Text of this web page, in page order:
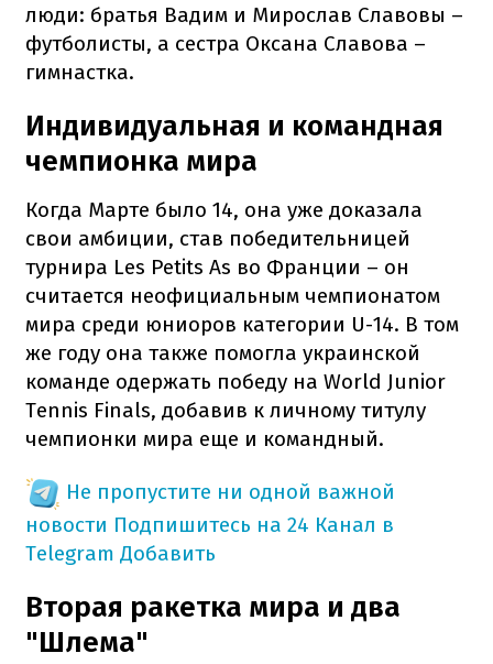
люди: братья Вадим и Мирослав Славовы –
футболисты, а сестра Оксана Славова –
гимнастка.
Индивидуальная и командная
чемпионка мира
Когда Марте было 14, она уже доказала
свои амбиции, став победительницей
турнира Les Petits As во Франции – он
считается неофициальным чемпионатом
мира среди юниоров категории U-14. В том
же году она также помогла украинской
команде одержать победу на World Junior
Tennis Finals, добавив к личному титулу
чемпионки мира еще и командный.
Не пропустите ни одной важной
новости Подпишитесь на 24 Канал в
Telegram Добавить
Вторая ракетка мира и два
"Шлема"